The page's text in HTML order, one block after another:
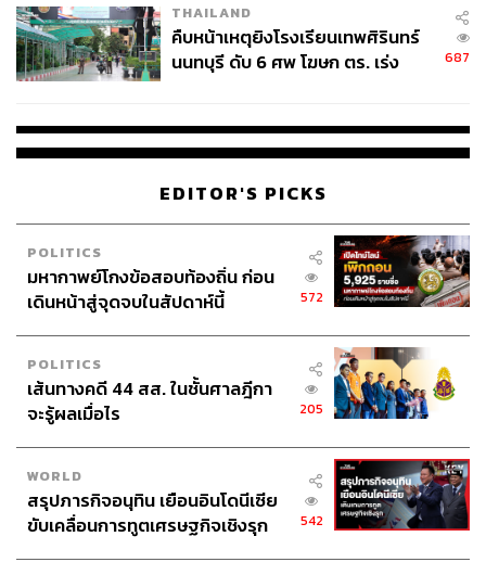
THAILAND
คืบหน้าเหตุยิงโรงเรียนเทพศิรินทร์
นนทบุรี ดับ 6 ศพ โฆษก ตร. เร่ง
687
EDITOR'S PICKS
POLITICS
มหากาพย์โกงข้อสอบท้องถิ่น ก่อน
เดินหน้าสู่จุดจบในสัปดาห์นี้
572
POLITICS
เส้นทางคดี 44 สส. ในชั้นศาลฎีกา
จะรู้ผลเมื่อไร
205
WORLD
สรุปภารกิจอนุทิน เยือนอินโดนีเซีย
ขับเคลื่อนการทูตเศรษฐกิจเชิงรุก
542